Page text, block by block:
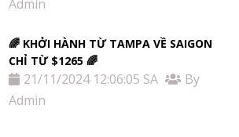
Admin
🌈 KHỞI HÀNH TỪ TAMPA VỀ SAIGON
CHỈ TỪ $1265 🌈
21/11/2024 12:06:05 SA
By
Admin